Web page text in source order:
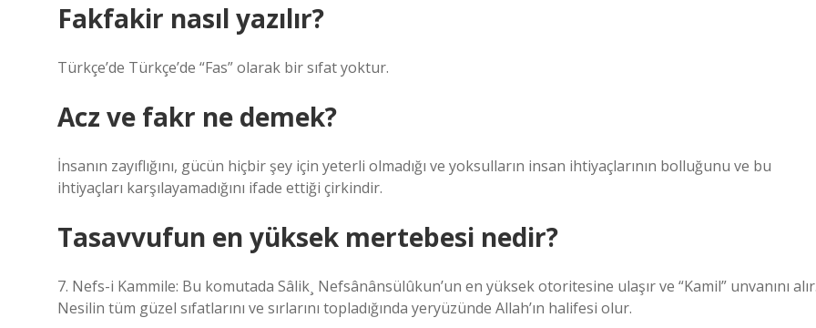
Fakfakir nasıl yazılır?
Türkçe’de Türkçe’de “Fas” olarak bir sıfat yoktur.
Acz ve fakr ne demek?
İnsanın zayıflığını, gücün hiçbir şey için yeterli olmadığı ve yoksulların insan ihtiyaçlarının bolluğunu ve bu
ihtiyaçları karşılayamadığını ifade ettiği çirkindir.
Tasavvufun en yüksek mertebesi nedir?
7. Nefs-i Kammile: Bu komutada Sâlik¸ Nefsânânsülûkun’un en yüksek otoritesine ulaşır ve “Kamil” unvanını
Nesilin tüm güzel sıfatlarını ve sırlarını topladığında yeryüzünde Allah’ın halifesi olur.